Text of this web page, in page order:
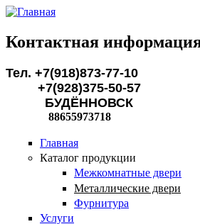
Перейти к основному содержанию
Контактная
Тел. +7(918)873-77-10
+7(928)375-50-57
БУДЁННОВСК
88655973718
Главная
Каталог продукции
Межкомнатные двери
Металлические двери
Фурнитура
Услуги